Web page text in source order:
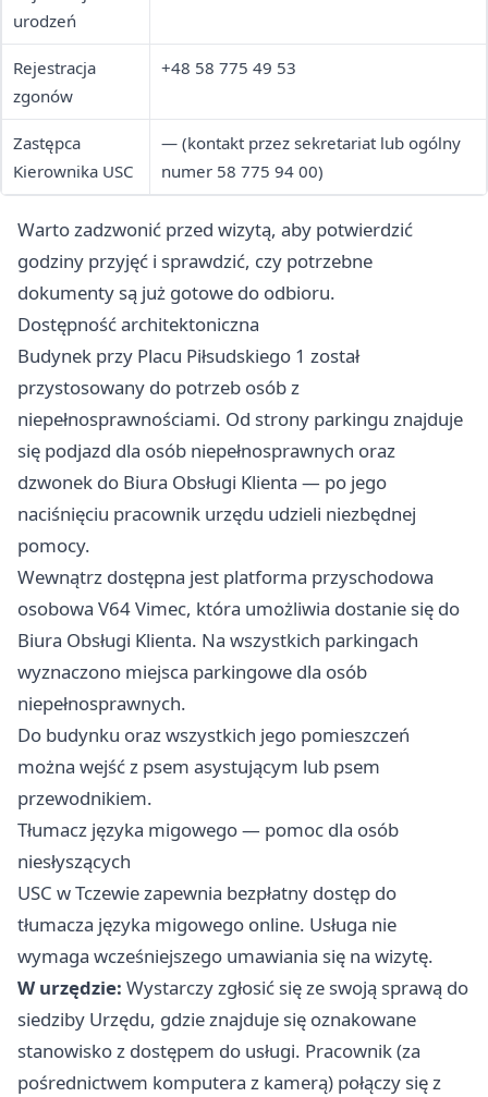
urodzeń
Rejestracja
zgonów
+48 58 775 49 53
Zastępca
Kierownika USC
— (kontakt przez sekretariat lub ogólny
numer 58 775 94 00)
Warto zadzwonić przed wizytą, aby potwierdzić
godziny przyjęć i sprawdzić, czy potrzebne
dokumenty są już gotowe do odbioru.
Dostępność architektoniczna
Budynek przy Placu Piłsudskiego 1 został
przystosowany do potrzeb osób z
niepełnosprawnościami. Od strony parkingu znajduje
się podjazd dla osób niepełnosprawnych oraz
dzwonek do Biura Obsługi Klienta — po jego
naciśnięciu pracownik urzędu udzieli niezbędnej
pomocy.
Wewnątrz dostępna jest platforma przyschodowa
osobowa V64 Vimec, która umożliwia dostanie się do
Biura Obsługi Klienta. Na wszystkich parkingach
wyznaczono miejsca parkingowe dla osób
niepełnosprawnych.
Do budynku oraz wszystkich jego pomieszczeń
można wejść z psem asystującym lub psem
przewodnikiem.
Tłumacz języka migowego — pomoc dla osób
niesłyszących
USC w Tczewie zapewnia bezpłatny dostęp do
tłumacza języka migowego online. Usługa nie
wymaga wcześniejszego umawiania się na wizytę.
W urzędzie: Wystarczy zgłosić się ze swoją sprawą do
siedziby Urzędu, gdzie znajduje się oznakowane
stanowisko z dostępem do usługi. Pracownik (za
pośrednictwem komputera z kamerą) połączy się z